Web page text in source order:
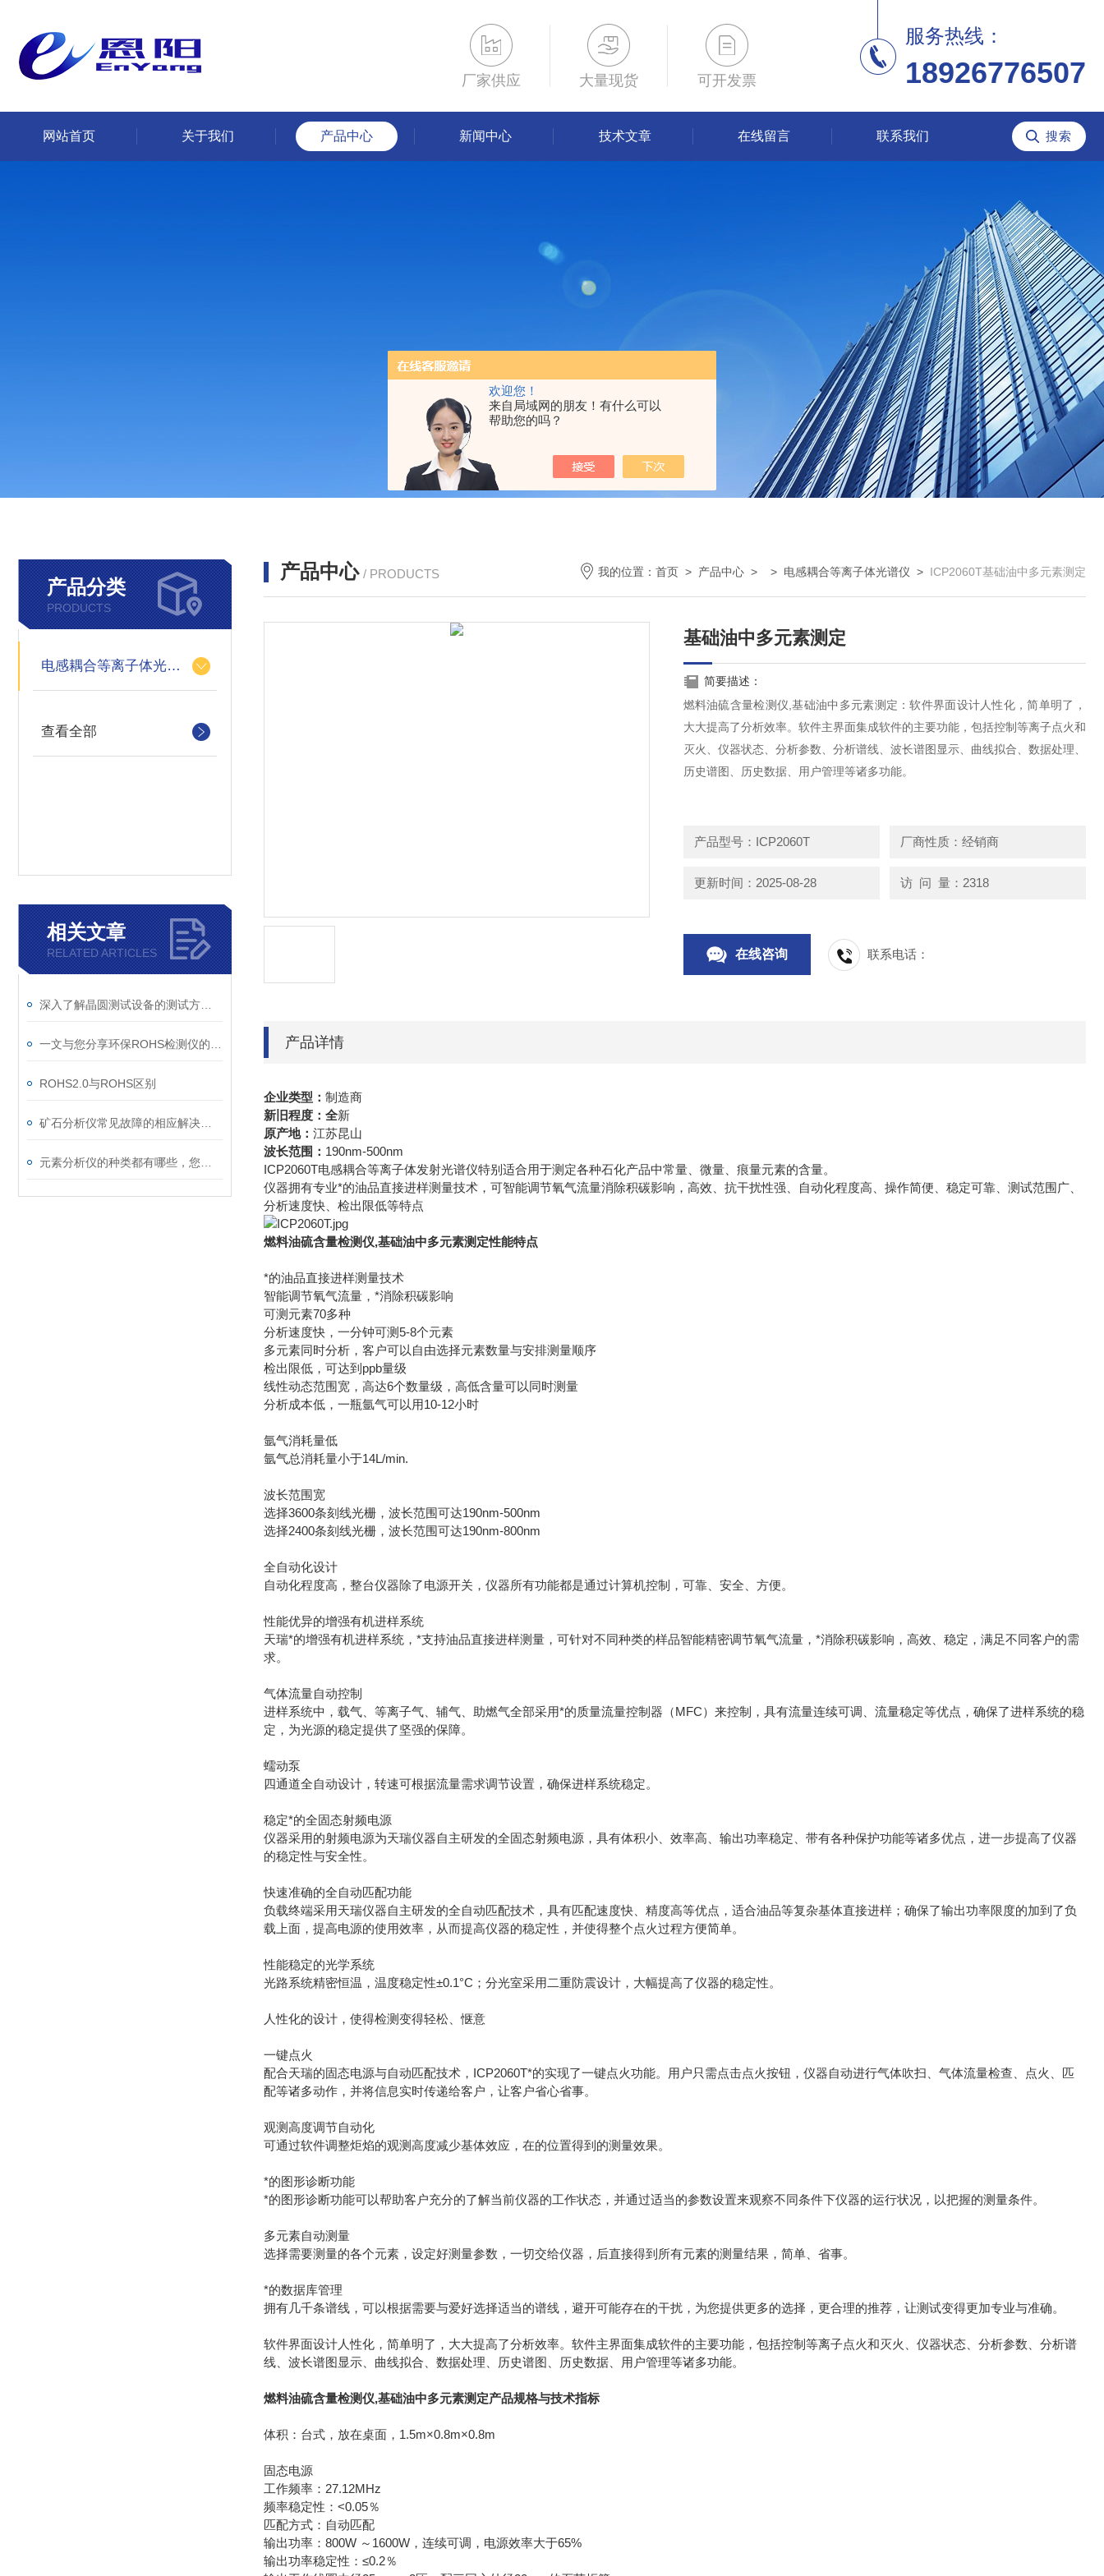
欢迎您！
来自局域网的朋友！有什么可以
帮助您的吗？
厂家供应 大量现货 可开发票
服务热线：
18926776507
网站首页 关于我们 产品中心 新闻中心 技术文章 在线留言 联系我们
产品分类
PRODUCTS
电感耦合等离子体光谱仪
查看全部
相关文章
RELATED ARTICLES
ROHS2.0与ROHS区别
产品中心 / PRODUCTS 我的位置： 首页 > 产品中心 > > 电感耦合等离子体光谱仪 > ICP2060T基础油中多元素测定
基础油中多元素测定
简要描述：
燃料油硫含量检测仪,基础油中多元素测定：软件界面设计人性化，简单明了，
大大提高了分析效率。软件主界面集成软件的主要功能，包括控制等离子点火和
灭火、仪器状态、分析参数、分析谱线、波长谱图显示、曲线拟合、数据处理、
历史谱图、历史数据、用户管理等诸多功能。
产品型号：ICP2060T 厂商性质：经销商
更新时间：2025-08-28 访 问 量：2318
在线咨询 联系电话：
产品详情
企业类型： 制造商
新旧程度：全新
原产地： 江苏昆山
波长范围： 190nm-500nm
ICP2060T电感耦合等离子体发射光谱仪特别适合用于测定各种石化产品中常量、微量、痕量元素的含量。
仪器拥有专业*的油品直接进样测量技术，可智能调节氧气流量消除积碳影响，高效、抗干扰性强、自动化程度高、操作简便、稳定可靠、测试范围广、
分析速度快、检出限低等特点
燃料油硫含量检测仪,基础油中多元素测定性能特点
*的油品直接进样测量技术
智能调节氧气流量，*消除积碳影响
可测元素70多种
分析速度快，一分钟可测5-8个元素
多元素同时分析，客户可以自由选择元素数量与安排测量顺序
检出限低，可达到ppb量级
线性动态范围宽，高达6个数量级，高低含量可以同时测量
分析成本低，一瓶氩气可以用10-12小时
氩气消耗量低
氩气总消耗量小于14L/min.
波长范围宽
选择3600条刻线光栅，波长范围可达190nm-500nm
选择2400条刻线光栅，波长范围可达190nm-800nm
全自动化设计
自动化程度高，整台仪器除了电源开关，仪器所有功能都是通过计算机控制，可靠、安全、方便。
性能优异的增强有机进样系统
天瑞*的增强有机进样系统，*支持油品直接进样测量，可针对不同种类的样品智能精密调节氧气流量，*消除积碳影响，高效、稳定，满足不同客户的需
求。
气体流量自动控制
进样系统中，载气、等离子气、辅气、助燃气全部采用*的质量流量控制器（MFC）来控制，具有流量连续可调、流量稳定等优点，确保了进样系统的稳
定，为光源的稳定提供了坚强的保障。
蠕动泵
四通道全自动设计，转速可根据流量需求调节设置，确保进样系统稳定。
稳定*的全固态射频电源
仪器采用的射频电源为天瑞仪器自主研发的全固态射频电源，具有体积小、效率高、输出功率稳定、带有各种保护功能等诸多优点，进一步提高了仪器
的稳定性与安全性。
快速准确的全自动匹配功能
负载终端采用天瑞仪器自主研发的全自动匹配技术，具有匹配速度快、精度高等优点，适合油品等复杂基体直接进样；确保了输出功率限度的加到了负
载上面，提高电源的使用效率，从而提高仪器的稳定性，并使得整个点火过程方便简单。
性能稳定的光学系统
光路系统精密恒温，温度稳定性±0.1°C；分光室采用二重防震设计，大幅提高了仪器的稳定性。
人性化的设计，使得检测变得轻松、惬意
一键点火
配合天瑞的固态电源与自动匹配技术，ICP2060T*的实现了一键点火功能。用户只需点击点火按钮，仪器自动进行气体吹扫、气体流量检查、点火、匹
配等诸多动作，并将信息实时传递给客户，让客户省心省事。
观测高度调节自动化
可通过软件调整炬焰的观测高度减少基体效应，在的位置得到的测量效果。
*的图形诊断功能
*的图形诊断功能可以帮助客户充分的了解当前仪器的工作状态，并通过适当的参数设置来观察不同条件下仪器的运行状况，以把握的测量条件。
多元素自动测量
选择需要测量的各个元素，设定好测量参数，一切交给仪器，后直接得到所有元素的测量结果，简单、省事。
*的数据库管理
拥有几千条谱线，可以根据需要与爱好选择适当的谱线，避开可能存在的干扰，为您提供更多的选择，更合理的推荐，让测试变得更加专业与准确。
软件界面设计人性化，简单明了，大大提高了分析效率。软件主界面集成软件的主要功能，包括控制等离子点火和灭火、仪器状态、分析参数、分析谱
线、波长谱图显示、曲线拟合、数据处理、历史谱图、历史数据、用户管理等诸多功能。
燃料油硫含量检测仪,基础油中多元素测定产品规格与技术指标
体积：台式，放在桌面，1.5m×0.8m×0.8m
固态电源
工作频率：27.12MHz
频率稳定性：<0.05％
匹配方式：自动匹配
输出功率：800W ～1600W，连续可调，电源效率大于65%
输出功率稳定性：≤0.2％